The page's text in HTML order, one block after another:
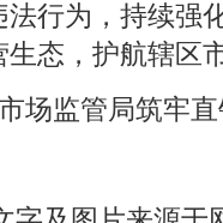
行为，持续强
态，护航辖区
场监管局筑牢